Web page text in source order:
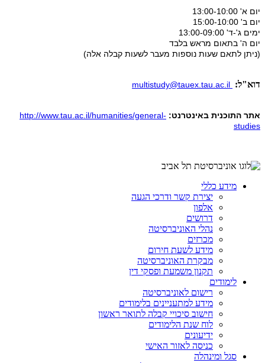
יום א' 13:00-10:00
יום ב' 15:00-10:00
ימים ג'-ד' 13:00-09:00
יום ה' בתאום מראש בלבד
(ניתן לתאם שעות נוספות מעבר לשעות קבלה אלה)
דוא"ל: multistudy@tauex.tau.ac.il
אתר התוכנית באינטרנט: http://www.tau.ac.il/humanities/general-
studies
מידע כללי
יצירת קשר ודרכי הגעה
אלפון
דרושים
נהלי האוניברסיטה
מכרזים
מידע לשעת חירום
מבקרת האוניברסיטה
תקנון משמעת ופסקי דין
לימודים
רישום לאוניברסיטה
מידע למתעניינים בלימודים
חישוב סיכויי קבלה לתואר ראשון
לוח שנת הלימודים
ידיעונים
כניסה לאזור האישי
סגל ומינהלה